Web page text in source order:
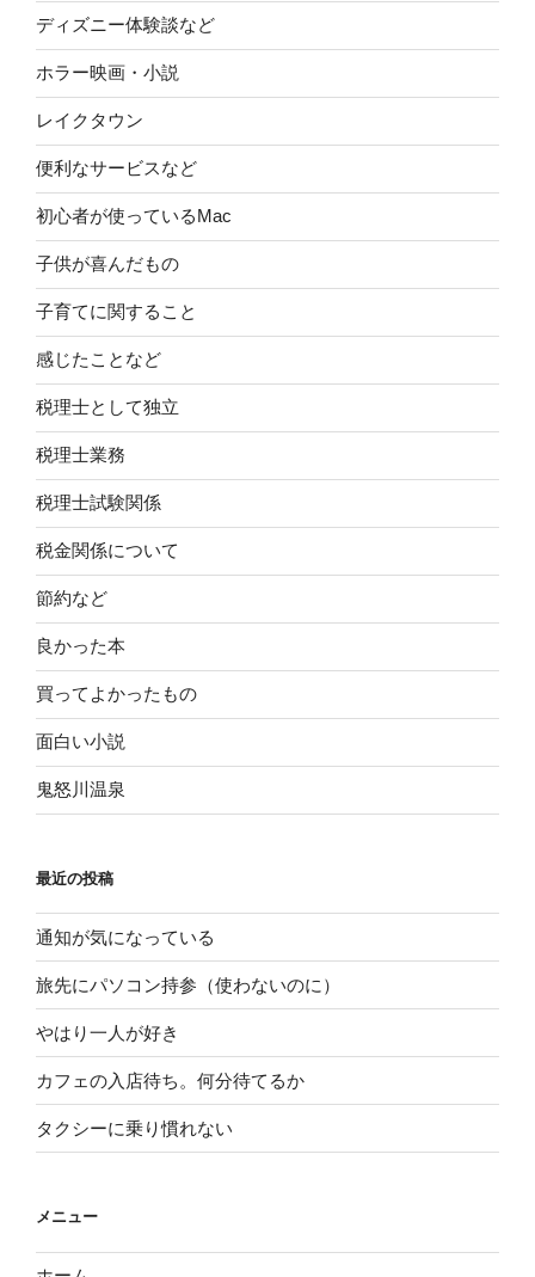
ディズニー体験談など
ホラー映画・小説
レイクタウン
便利なサービスなど
初心者が使っているMac
子供が喜んだもの
子育てに関すること
感じたことなど
税理士として独立
税理士業務
税理士試験関係
税金関係について
節約など
良かった本
買ってよかったもの
面白い小説
鬼怒川温泉
最近の投稿
通知が気になっている
旅先にパソコン持参（使わないのに）
やはり一人が好き
カフェの入店待ち。何分待てるか
タクシーに乗り慣れない
メニュー